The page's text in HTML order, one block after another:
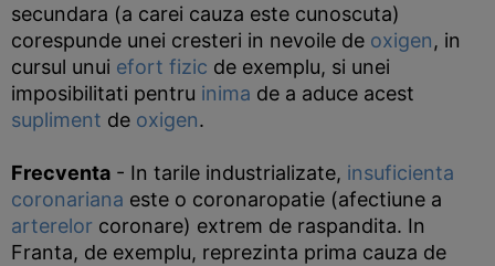
secundara (a carei cauza este cunoscuta)
corespunde unei cresteri in nevoile de oxigen, in
cursul unui efort fizic de exemplu, si unei
imposibilitati pentru inima de a aduce acest
supliment de oxigen.
Frecventa - In tarile industrializate, insuficienta
coronariana este o coronaropatie (afectiune a
arterelor coronare) extrem de raspandita. In
Franta, de exemplu, reprezinta prima cauza de